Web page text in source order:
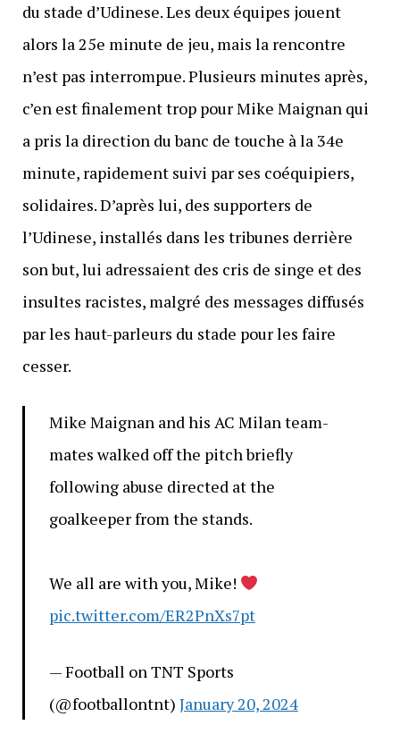
du stade d’Udinese. Les deux équipes jouent
alors la 25e minute de jeu, mais la rencontre
n’est pas interrompue. Plusieurs minutes après,
c’en est finalement trop pour Mike Maignan qui
a pris la direction du banc de touche à la 34e
minute, rapidement suivi par ses coéquipiers,
solidaires. D’après lui, des supporters de
l’Udinese, installés dans les tribunes derrière
son but, lui adressaient des cris de singe et des
insultes racistes, malgré des messages diffusés
par les haut-parleurs du stade pour les faire
cesser.
Mike Maignan and his AC Milan team-
mates walked off the pitch briefly
following abuse directed at the
goalkeeper from the stands.
We all are with you, Mike!
pic.twitter.com/ER2PnXs7pt
— Football on TNT Sports
(@footballontnt) January 20, 2024